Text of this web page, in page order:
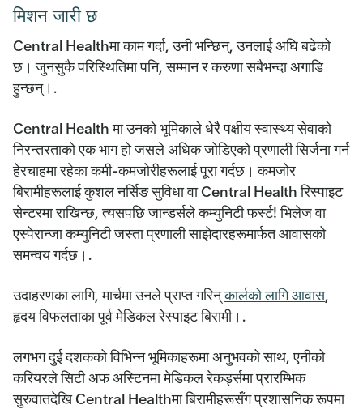
मिशन जारी छ
Central Healthमा काम गर्दा, उनी भन्छिन्, उनलाई अघि बढेको
छ। जुनसुकै परिस्थितिमा पनि, सम्मान र करुणा सबैभन्दा अगाडि
हुन्छन्।.
Central Health मा उनको भूमिकाले धेरै पक्षीय स्वास्थ्य सेवाको
निरन्तरताको एक भाग हो जसले अधिक जोडिएको प्रणाली सिर्जना गर्न
हेरचाहमा रहेका कमी-कमजोरीहरूलाई पूरा गर्दछ। कमजोर
बिरामीहरूलाई कुशल नर्सिङ सुविधा वा Central Health रिस्पाइट
सेन्टरमा राखिन्छ, त्यसपछि जान्डर्सले कम्युनिटी फर्स्ट! भिलेज वा
एस्पेरान्जा कम्युनिटी जस्ता प्रणाली साझेदारहरूमार्फत आवासको
समन्वय गर्दछ।.
उदाहरणका लागि, मार्चमा उनले प्राप्त गरिन्कार्लको लागि आवास,
हृदय विफलताका पूर्व मेडिकल रेस्पाइट बिरामी।.
लगभग दुई दशकको विभिन्न भूमिकाहरूमा अनुभवको साथ, एनीको
करियरले सिटी अफ अस्टिनमा मेडिकल रेकर्ड्समा प्रारम्भिक
सुरुवातदेखि Central Healthमा बिरामीहरूसँग प्रशासनिक रूपमा